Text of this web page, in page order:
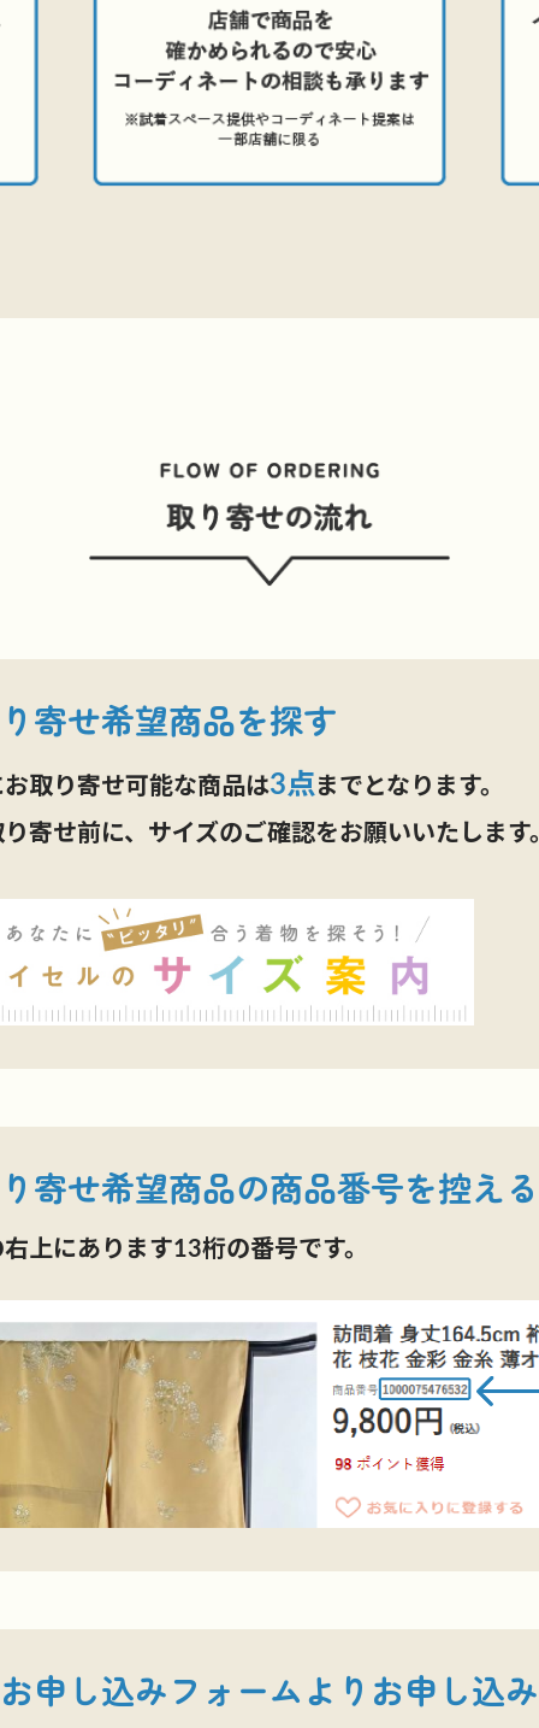
寄せ希望商品を探す
取り寄せ可能な商品は3点までとなります。
寄せ前に、サイズのご確認をお願いいたします
寄せ希望商品の商品番号を控える
上にあります13桁の番号です。
申し込みフォームより お申し込み